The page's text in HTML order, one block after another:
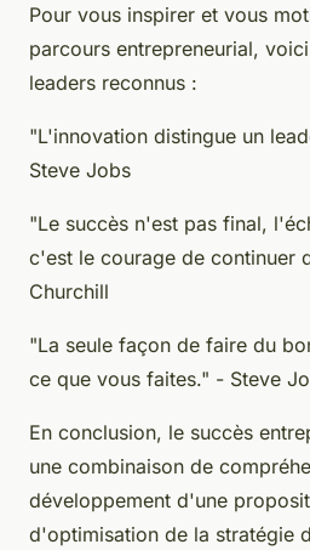
Pour vous inspirer et vous
parcours entrepreneurial,
leaders reconnus :
"L'innovation distingue un
Steve Jobs
"Le succès n'est pas final,
c'est le courage de continuer
Churchill
"La seule façon de faire du
ce que vous faites." - Steve
En conclusion, le succès
une combinaison de
développement d'une
d'optimisation de la stratégie